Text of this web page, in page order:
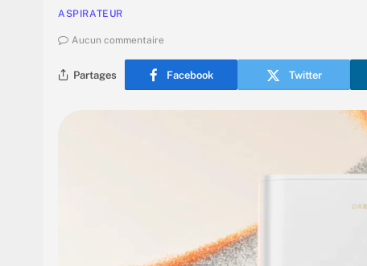
ASPIRATEUR
Aucun commentaire
Partages Facebook Twitter